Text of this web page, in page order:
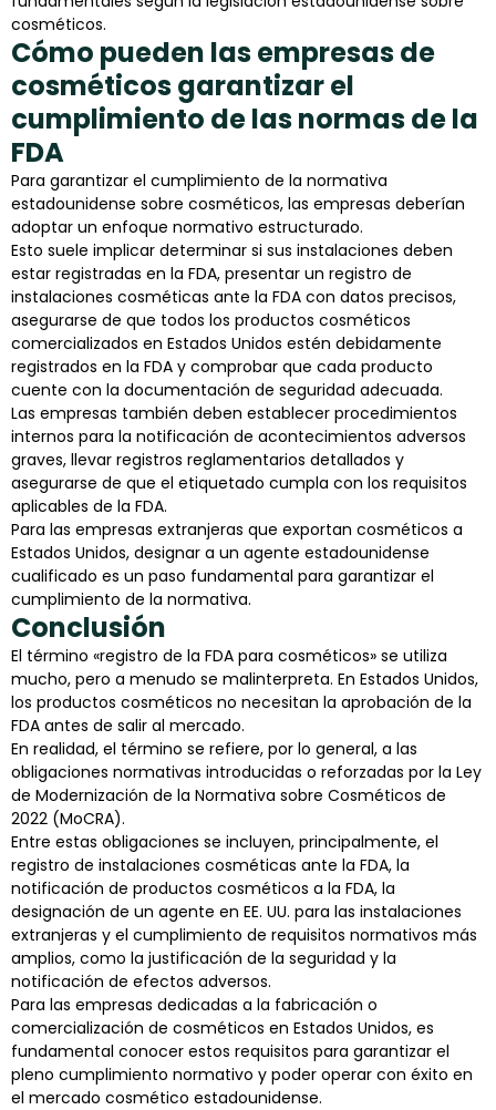
cosméticos.
Cómo pueden las empresas de
cosméticos garantizar el
cumplimiento de las normas de la
FDA
Para garantizar el cumplimiento de la normativa
estadounidense sobre cosméticos, las empresas deberían
adoptar un enfoque normativo estructurado.
Esto suele implicar determinar si sus instalaciones deben
estar registradas en la FDA, presentar un registro de
instalaciones cosméticas ante la FDA con datos precisos,
asegurarse de que todos los productos cosméticos
comercializados en Estados Unidos estén debidamente
registrados en la FDA y comprobar que cada producto
cuente con la documentación de seguridad adecuada.
Las empresas también deben establecer procedimientos
internos para la notificación de acontecimientos adversos
graves, llevar registros reglamentarios detallados y
asegurarse de que el etiquetado cumpla con los requisitos
aplicables de la FDA.
Para las empresas extranjeras que exportan cosméticos a
Estados Unidos, designar a un agente estadounidense
cualificado es un paso fundamental para garantizar el
cumplimiento de la normativa.
Conclusión
El término «registro de la FDA para cosméticos» se utiliza
mucho, pero a menudo se malinterpreta. En Estados Unidos,
los productos cosméticos no necesitan la aprobación de la
FDA antes de salir al mercado.
En realidad, el término se refiere, por lo general, a las
obligaciones normativas introducidas o reforzadas por la Ley
de Modernización de la Normativa sobre Cosméticos de
2022 (MoCRA).
Entre estas obligaciones se incluyen, principalmente, el
registro de instalaciones cosméticas ante la FDA, la
notificación de productos cosméticos a la FDA, la
designación de un agente en EE. UU. para las instalaciones
extranjeras y el cumplimiento de requisitos normativos más
amplios, como la justificación de la seguridad y la
notificación de efectos adversos.
Para las empresas dedicadas a la fabricación o
comercialización de cosméticos en Estados Unidos, es
fundamental conocer estos requisitos para garantizar el
pleno cumplimiento normativo y poder operar con éxito en
el mercado cosmético estadounidense.